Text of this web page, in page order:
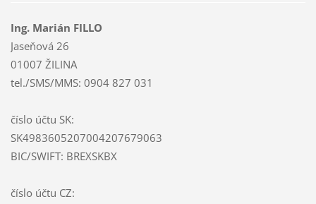
Ing. Marián FILLO
Jaseňová 26
01007 ŽILINA
tel./SMS/MMS: 0904 827 031
číslo účtu SK:
SK4983605207004207679063
BIC/SWIFT: BREXSKBX
číslo účtu CZ: